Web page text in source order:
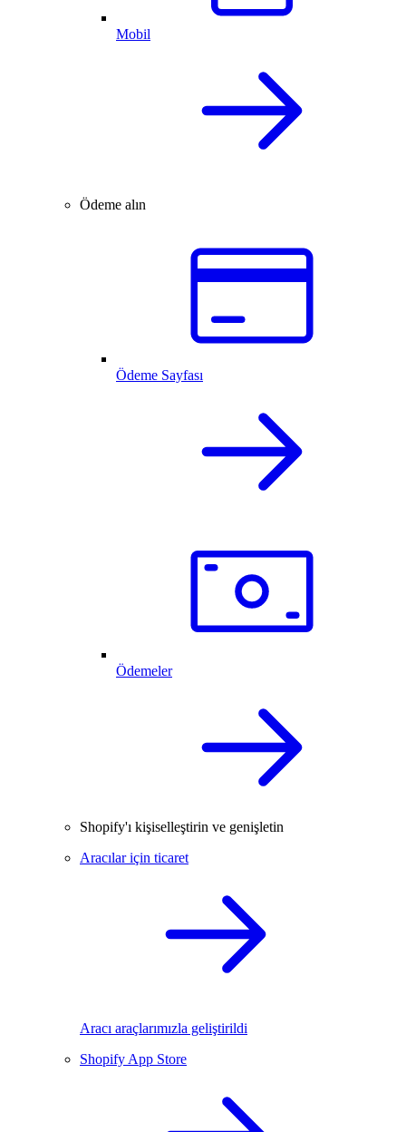
Mobil
Ödeme alın
Ödeme Sayfası
Ödemeler
Shopify'ı kişiselleştirin ve genişletin
Aracılar için ticaret
Aracı araçlarımızla geliştirildi
Shopify App Store